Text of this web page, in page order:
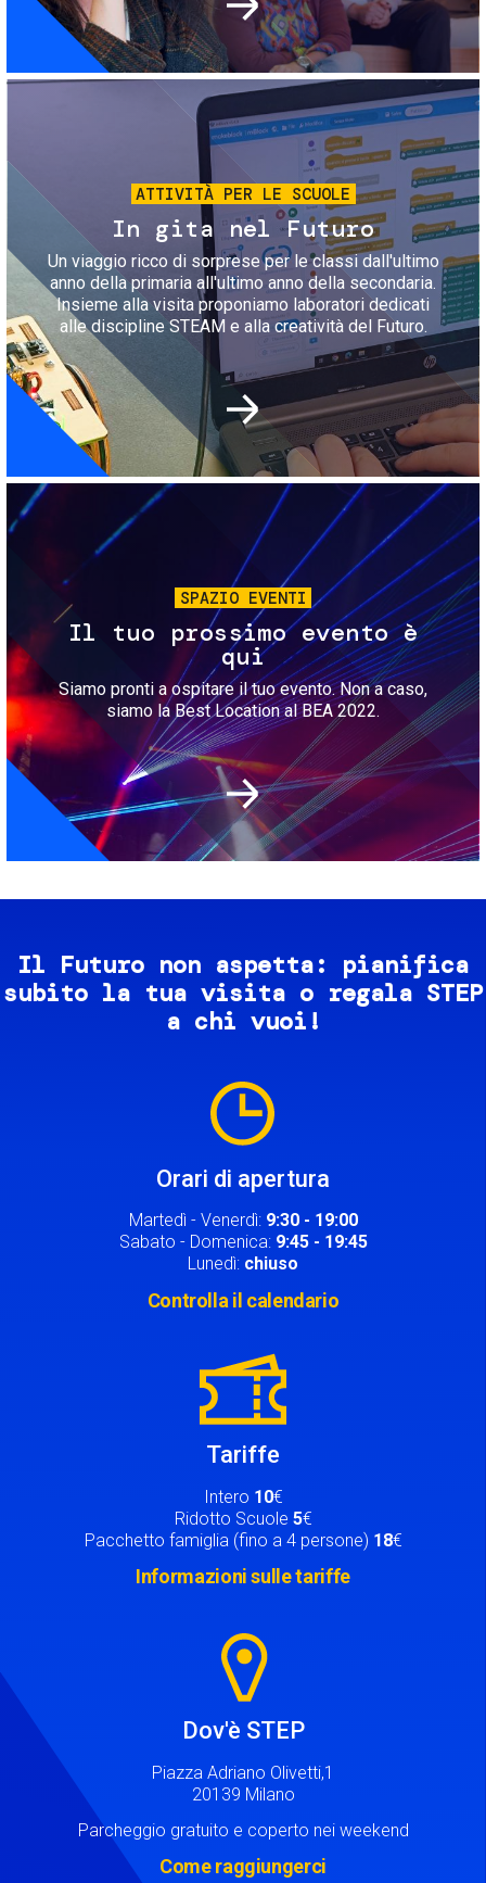
Immagine
ATTIVITÀ PER LE SCUOLE
In gita nel Futuro
Un viaggio ricco di sorprese per le classi dall'ultimo
anno della primaria all'ultimo anno della secondaria.
Insieme alla visita proponiamo laboratori dedicati
alle discipline STEAM e alla creatività del Futuro.
Immagine
SPAZIO EVENTI
Il tuo prossimo evento è
qui
Siamo pronti a ospitare il tuo evento. Non a caso,
siamo la Best Location al BEA 2022.
Il Futuro non aspetta: pianifica
subito la tua visita o regala STEP
a chi vuoi!
Orari di apertura
Martedì - Venerdì: 9:30 - 19:00
Sabato - Domenica: 9:45 - 19:45
Lunedì: chiuso
Controlla il calendario
Tariffe
Intero 10€
Ridotto Scuole 5€
Pacchetto famiglia (fino a 4 persone) 18€
Informazioni sulle tariffe
Dov'è STEP
Piazza Adriano Olivetti,1
20139 Milano
Parcheggio gratuito e coperto nei weekend
Come raggiungerci